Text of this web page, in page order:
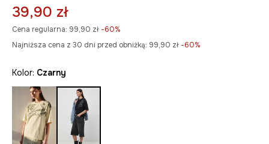
39,90 zł
Cena regularna: 99,90 zł -60%
Najniższa cena z 30 dni przed obniżką: 99,90 zł -60%
Kolor: czarny